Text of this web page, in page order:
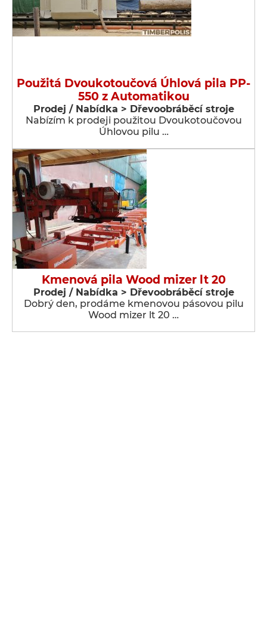
Použitá Dvoukotoučová Úhlová pila PP-
550 z Automatikou
Prodej / Nabídka > Dřevoobráběcí stroje
Nabízím k prodeji použitou Dvoukotoučovou
Úhlovou pilu …
Kmenová pila Wood mizer lt 20
Prodej / Nabídka > Dřevoobráběcí stroje
Dobrý den, prodáme kmenovou pásovou pilu
Wood mizer lt 20 …